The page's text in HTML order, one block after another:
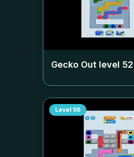
Gecko Out level 52
Level 56